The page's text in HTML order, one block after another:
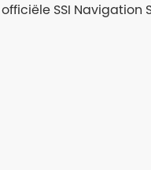
SSI Navigation